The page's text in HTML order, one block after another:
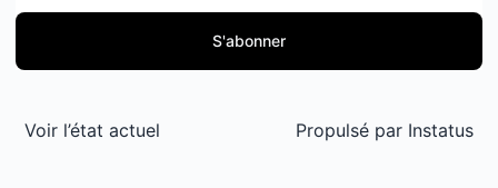
S'abonner
Voir l’état actuel Propulsé par Instatus